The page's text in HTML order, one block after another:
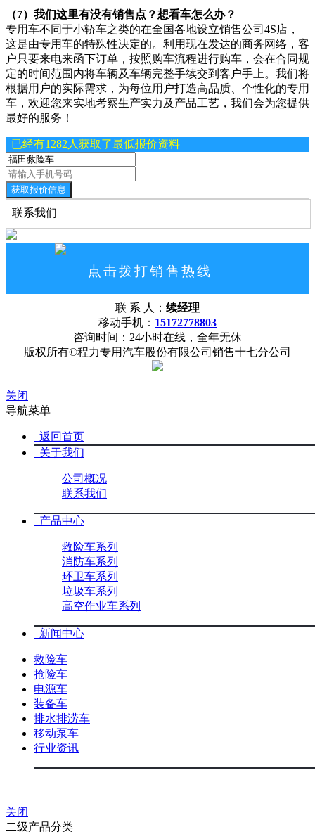
（7）我们这里有没有销售点？想看车怎么办？
专用车不同于小轿车之类的在全国各地设立销售公司4S店，
这是由专用车的特殊性决定的。利用现在发达的商务网络，客
户只要来电来函下订单，按照购车流程进行购车，会在合同规
定的时间范围内将车辆及车辆完整手续交到客户手上。我们将
根据用户的实际需求，为每位用户打造高品质、个性化的专用
车，欢迎您来实地考察生产实力及产品工艺，我们会为您提供
最好的服务！
已经有1282人获取了最低报价资料
获取报价信息
联系我们
点击拨打销售热线
15172778803
公司概况
联 系 人： 续经理
移动手机： 15172778803
咨询时间：24小时在线，全年无休
版权所有©程力专用汽车股份有限公司销售十七分公司
关闭
导航菜单
返回首页
关于我们
公司概况
联系我们
产品中心
救险车系列
消防车系列
环卫车系列
垃圾车系列
高空作业车系列
新闻中心
救险车
抢险车
电源车
装备车
排水排涝车
移动泵车
行业资讯
关闭
二级产品分类